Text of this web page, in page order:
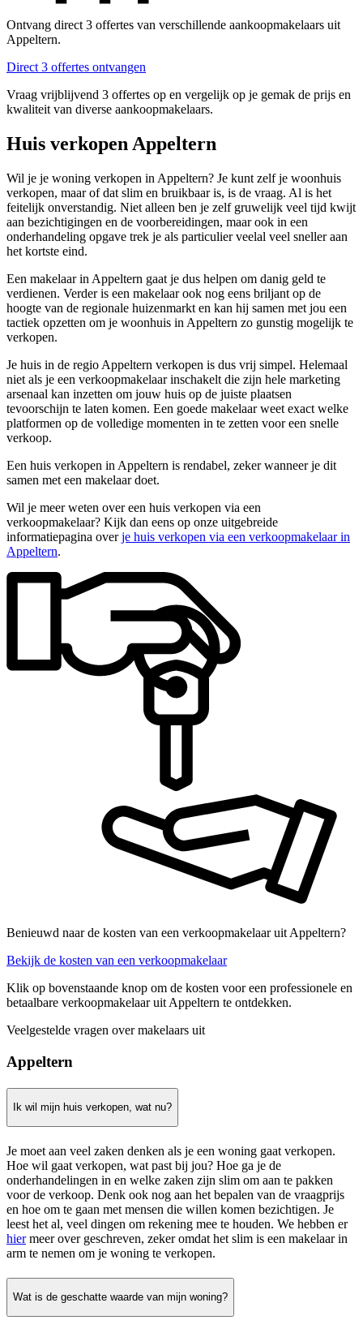
Ontvang direct 3 offertes van verschillende aankoopmakelaars uit
Appeltern.
Direct 3 offertes ontvangen
Vraag vrijblijvend 3 offertes op en vergelijk op je gemak de prijs en
kwaliteit van diverse aankoopmakelaars.
Huis verkopen Appeltern
Wil je je woning verkopen in Appeltern? Je kunt zelf je woonhuis
verkopen, maar of dat slim en bruikbaar is, is de vraag. Al is het
feitelijk onverstandig. Niet alleen ben je zelf gruwelijk veel tijd kwijt
aan bezichtigingen en de voorbereidingen, maar ook in een
onderhandeling opgave trek je als particulier veelal veel sneller aan
het kortste eind.
Een makelaar in Appeltern gaat je dus helpen om danig geld te
verdienen. Verder is een makelaar ook nog eens briljant op de
hoogte van de regionale huizenmarkt en kan hij samen met jou een
tactiek opzetten om je woonhuis in Appeltern zo gunstig mogelijk te
verkopen.
Je huis in de regio Appeltern verkopen is dus vrij simpel. Helemaal
niet als je een verkoopmakelaar inschakelt die zijn hele marketing
arsenaal kan inzetten om jouw huis op de juiste plaatsen
tevoorschijn te laten komen. Een goede makelaar weet exact welke
platformen op de volledige momenten in te zetten voor een snelle
verkoop.
Een huis verkopen in Appeltern is rendabel, zeker wanneer je dit
samen met een makelaar doet.
Wil je meer weten over een huis verkopen via een
verkoopmakelaar? Kijk dan eens op onze uitgebreide
informatiepagina overje huis verkopen via een verkoopmakelaar in
Appeltern.
Benieuwd naar de kosten van een verkoopmakelaar uit Appeltern?
Bekijk de kosten van een verkoopmakelaar
Klik op bovenstaande knop om de kosten voor een professionele en
betaalbare verkoopmakelaar uit Appeltern te ontdekken.
Veelgestelde vragen over makelaars uit
Appeltern
Ik wil mijn huis verkopen, wat nu?
Je moet aan veel zaken denken als je een woning gaat verkopen.
Hoe wil gaat verkopen, wat past bij jou? Hoe ga je de
onderhandelingen in en welke zaken zijn slim om aan te pakken
voor de verkoop. Denk ook nog aan het bepalen van de vraagprijs
en hoe om te gaan met mensen die willen komen bezichtigen. Je
leest het al, veel dingen om rekening mee te houden. We hebben er
hiermeer over geschreven, zeker omdat het slim is een makelaar in
arm te nemen om je woning te verkopen.
Wat is de geschatte waarde van mijn woning?